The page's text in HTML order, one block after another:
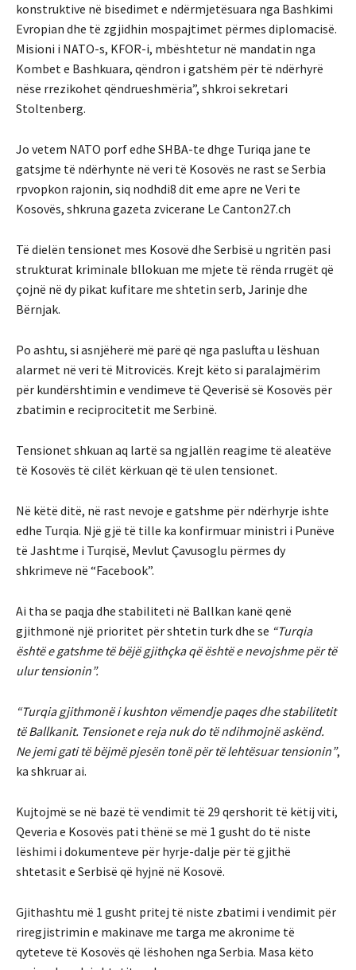
konstruktive në bisedimet e ndërmjetësuara nga Bashkimi
Evropian dhe të zgjidhin mospajtimet përmes diplomacisë.
Misioni i NATO-s, KFOR-i, mbështetur në mandatin nga
Kombet e Bashkuara, qëndron i gatshëm për të ndërhyrë
nëse rrezikohet qëndrueshmëria”, shkroi sekretari
Stoltenberg.
Jo vetem NATO porf edhe SHBA-te dhge Turiqa jane te
gatsjme të ndërhynte në veri të Kosovës ne rast se Serbia
rpvopkon rajonin, siq nodhdi8 dit eme apre ne Veri te
Kosovës, shkruna gazeta zvicerane Le Canton27.ch
Të dielën tensionet mes Kosovë dhe Serbisë u ngritën pasi
strukturat kriminale bllokuan me mjete të rënda rrugët që
çojnë në dy pikat kufitare me shtetin serb, Jarinje dhe
Bërnjak.
Po ashtu, si asnjëherë më parë që nga paslufta u lëshuan
alarmet në veri të Mitrovicës. Krejt këto si paralajmërim
për kundërshtimin e vendimeve të Qeverisë së Kosovës për
zbatimin e reciprocitetit me Serbinë.
Tensionet shkuan aq lartë sa ngjallën reagime të aleatëve
të Kosovës të cilët kërkuan që të ulen tensionet.
Në këtë ditë, në rast nevoje e gatshme për ndërhyrje ishte
edhe Turqia. Një gjë të tille ka konfirmuar ministri i Punëve
të Jashtme i Turqisë, Mevlut Çavusoglu përmes dy
shkrimeve në “Facebook”.
Ai tha se paqja dhe stabiliteti në Ballkan kanë qenë
gjithmonë një prioritet për shtetin turk dhe se “Turqia
është e gatshme të bëjë gjithçka që është e nevojshme për të
ulur tensionin”.
“Turqia gjithmonë i kushton vëmendje paqes dhe stabilitetit
të Ballkanit. Tensionet e reja nuk do të ndihmojnë askënd.
Ne jemi gati të bëjmë pjesën tonë për të lehtësuar tensionin”,
ka shkruar ai.
Kujtojmë se në bazë të vendimit të 29 qershorit të këtij viti,
Qeveria e Kosovës pati thënë se më 1 gusht do të niste
lëshimi i dokumenteve për hyrje-dalje për të gjithë
shtetasit e Serbisë që hyjnë në Kosovë.
Gjithashtu më 1 gusht pritej të niste zbatimi i vendimit për
riregjistrimin e makinave me targa me akronime të
qyteteve të Kosovës që lëshohen nga Serbia. Masa këto